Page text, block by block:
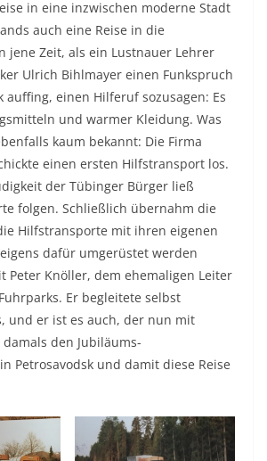
in eine inzwischen moderne Stadt
auch eine Reise in die
jene Zeit, als ein Lustnauer Lehrer
Ulrich Bihlmayer einen Funkspruch
auffing, einen Hilferuf sozusagen: Es
und warmer Kleidung. Was
kaum bekannt: Die Firma
einen ersten Hilfstransport los.
der Tübinger Bürger ließ
folgen. Schließlich übernahm die
Hilfstransporte mit ihren eigenen
dafür umgerüstet werden
Peter Knöller, dem ehemaligen Leiter
Er begleitete selbst
und er ist es auch, der nun mit
den Jubiläums-
Petrosavodsk und damit diese Reise